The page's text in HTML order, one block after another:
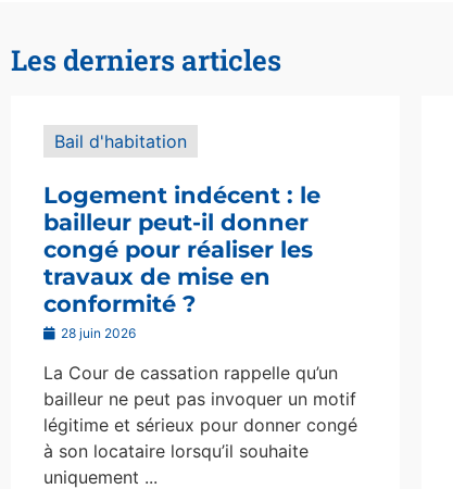
Les derniers articles
Bail d'habitation
Logement indécent : le
bailleur peut-il donner
congé pour réaliser les
travaux de mise en
conformité ?
28 juin 2026
La Cour de cassation rappelle qu’un
bailleur ne peut pas invoquer un motif
légitime et sérieux pour donner congé
à son locataire lorsqu’il souhaite
uniquement ...